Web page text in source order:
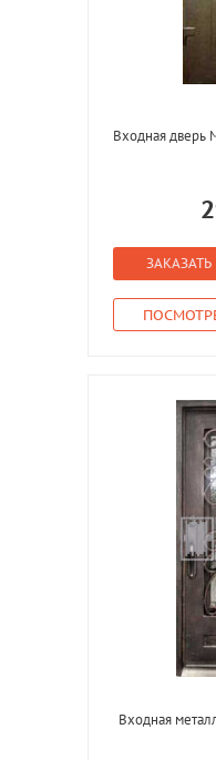
Входная дверь
ЗАКАЗАТЬ
Входная